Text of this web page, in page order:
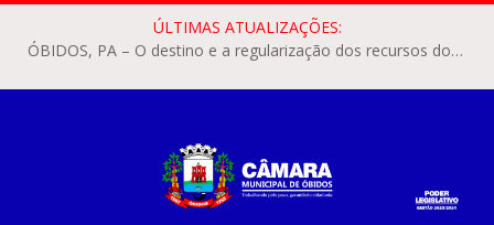
ÚLTIMAS ATUALIZAÇÕES:
ÓBIDOS, PA – O destino e a regularização dos recursos dos Precatórios do FUNDEF (Fundo de Manutenção e Desenvolvimento do Ensino Fundamental e de Valorização do Magistério) voltaram a pautar as discussões na Câmara Municipal de Óbidos.